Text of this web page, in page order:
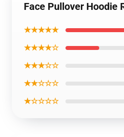
Face Pullover Hoodie
★★★★★
★★★★☆
★★★☆☆
★★☆☆☆
★☆☆☆☆